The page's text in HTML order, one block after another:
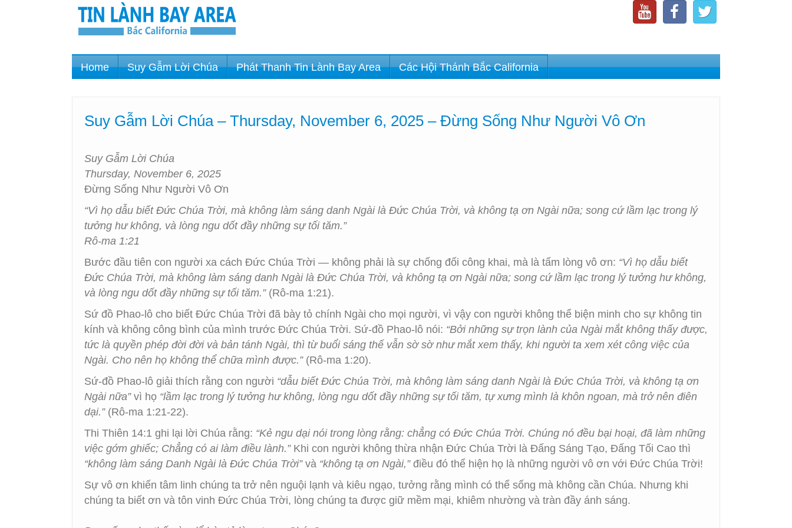
Home Suy Gẫm Lời Chúa Phát Thanh Tin Lành Bay Area Các Hội Thánh Bắc California
Suy Gẫm Lời Chúa – Thursday, November 6, 2025 – Đừng Sống Như Người Vô Ơn
Suy Gẫm Lời Chúa
Thursday, November 6, 2025
Đừng Sống Như Người Vô Ơn
“Vì họ dẫu biết Đức Chúa Trời, mà không làm sáng danh Ngài là Đức Chúa Trời, và không tạ ơn Ngài nữa; song cứ lầm lạc trong lý
tưởng hư không, và lòng ngu dốt đầy những sự tối tăm.”
Rô-ma 1:21
Bước đầu tiên con người xa cách Đức Chúa Trời — không phải là sự chống đối công khai, mà là tấm lòng vô ơn: “Vì họ dẫu biết
Đức Chúa Trời, mà không làm sáng danh Ngài là Đức Chúa Trời, và không tạ ơn Ngài nữa; song cứ lầm lạc trong lý tưởng hư không,
và lòng ngu dốt đầy những sự tối tăm.” (Rô-ma 1:21).
Sứ đồ Phao-lô cho biết Đức Chúa Trời đã bày tỏ chính Ngài cho mọi người, vì vậy con người không thể biện minh cho sự không tin
kính và không công bình của mình trước Đức Chúa Trời. Sứ-đồ Phao-lô nói: “Bởi những sự trọn lành của Ngài mắt không thấy được,
tức là quyền phép đời đời và bản tánh Ngài, thì từ buổi sáng thế vẫn sờ sờ như mắt xem thấy, khi người ta xem xét công việc của
Ngài. Cho nên họ không thể chữa mình được.”(Rô-ma 1:20).
Sứ-đồ Phao-lô giải thích rằng con người “dẫu biết Đức Chúa Trời, mà không làm sáng danh Ngài là Đức Chúa Trời, và không tạ ơn
Ngài nữa”vì họ “lầm lạc trong lý tưởng hư không, lòng ngu dốt đầy những sự tối tăm, tự xưng mình là khôn ngoan, mà trở nên điên
dại.” (Rô-ma 1:21-22).
Thi Thiên 14:1 ghi lại lời Chúa rằng: “Kẻ ngu dại nói trong lòng rằng: chẳng có Đức Chúa Trời. Chúng nó đều bại hoại, đã làm những
việc gớm ghiếc; Chẳng có ai làm điều lành.”Khi con người không thừa nhận Đức Chúa Trời là Đấng Sáng Tạo, Đấng Tối Cao thì
“không làm sáng Danh Ngài là Đức Chúa Trời”và “không tạ ơn Ngài,”điều đó thể hiện họ là những người vô ơn với Đức Chúa Trời!
Sự vô ơn khiến tâm linh chúng ta trở nên nguội lạnh và kiêu ngạo, tưởng rằng mình có thể sống mà không cần Chúa. Nhưng khi
chúng ta biết ơn và tôn vinh Đức Chúa Trời, lòng chúng ta được giữ mềm mại, khiêm nhường và tràn đầy ánh sáng.